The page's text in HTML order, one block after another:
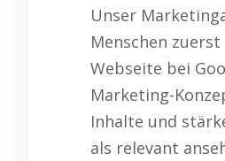
Unser
Menschen
Webseite bei
Marketing-
Inhalte und
als relevant